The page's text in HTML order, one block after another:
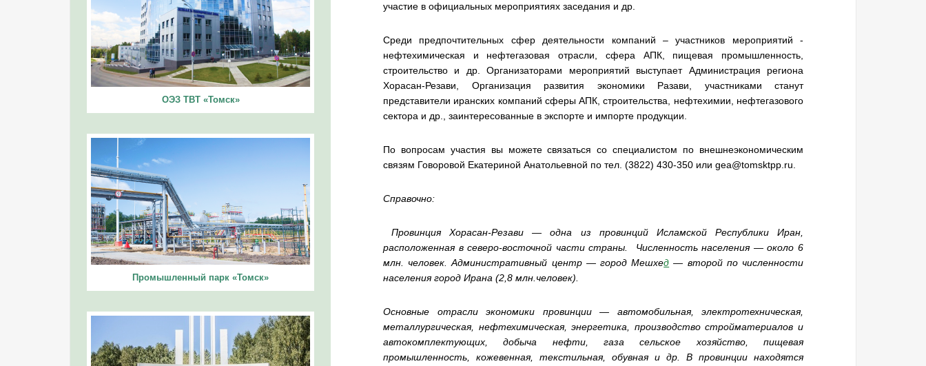
ОЭЗ ТВТ «Томск»
Промышленный парк «Томск»
участие в официальных мероприятиях заседания и др.
Среди предпочтительных сфер деятельности компаний – участников мероприятий -
нефтехимическая и нефтегазовая отрасли, сфера АПК, пищевая промышленность,
строительство и др. Организаторами мероприятий выступает Администрация региона
Хорасан-Резави, Организация развития экономики Разави, участниками станут
представители иранских компаний сферы АПК, строительства, нефтехимии, нефтегазового
сектора и др., заинтересованные в экспорте и импорте продукции.
По вопросам участия вы можете связаться со специалистом по внешнеэкономическим
связям Говоровой Екатериной Анатольевной по тел. (3822) 430-350 или gea@tomsktpp.ru.
Справочно:
Провинция Хорасан-Резави — одна из провинций Исламской Республики Иран
расположенная в северо-восточной части страны. Численность населения — около 6
млн. человек. Административный центр — городМешхед — второй по численности
населения город Ирана (2,8 млн.человек).
Основные отрасли экономики провинции — автомобильная, электротехническая,
металлургическая, нефтехимическая, энергетика, производство стройматериалов и
автокомплектующих, добыча нефти, газа сельское хозяйство, пищевая
промышленность, кожевенная, текстильная, обувная и др. В провинции находятся